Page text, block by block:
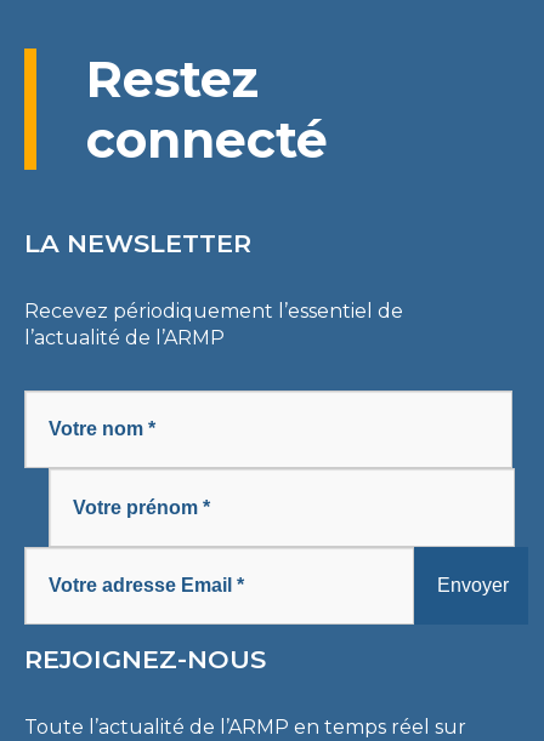
Restez
connecté
LA NEWSLETTER
Recevez périodiquement l’essentiel de
l’actualité de l’ARMP
REJOIGNEZ-NOUS
Toute l’actualité de l’ARMP en temps réel sur